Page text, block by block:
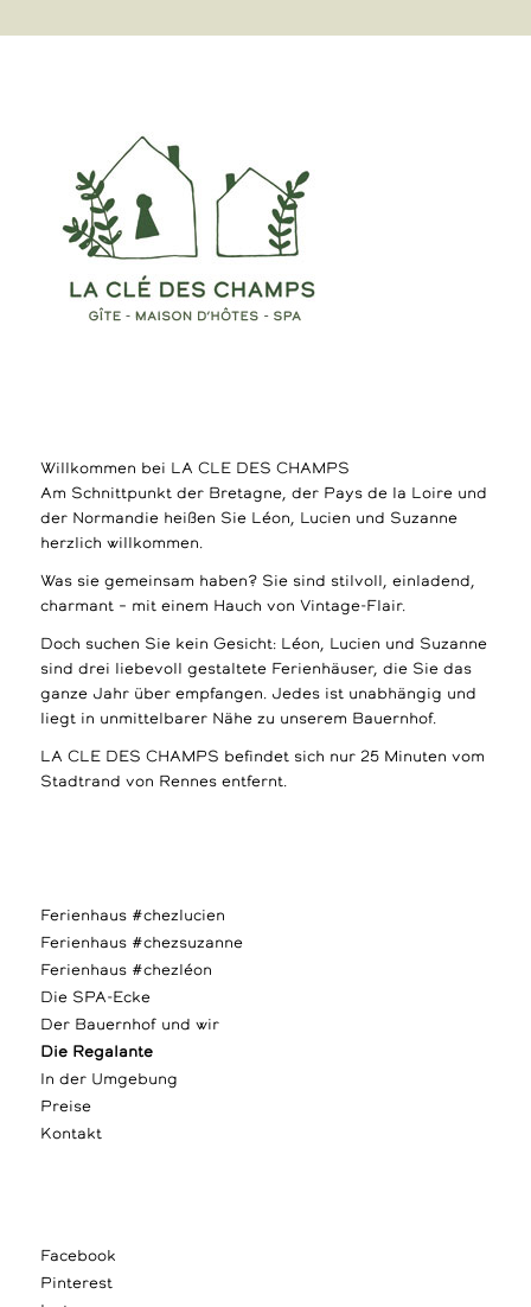
Willkommen bei LA CLE DES CHAMPS
Am Schnittpunkt der Bretagne, der Pays de la Loire und
der Normandie heißen Sie Léon, Lucien und Suzanne
herzlich willkommen.
Was sie gemeinsam haben? Sie sind stilvoll, einladend,
charmant – mit einem Hauch von Vintage-Flair.
Doch suchen Sie kein Gesicht: Léon, Lucien und Suzanne
sind drei liebevoll gestaltete Ferienhäuser, die Sie das
ganze Jahr über empfangen. Jedes ist unabhängig und
liegt in unmittelbarer Nähe zu unserem Bauernhof.
LA CLE DES CHAMPS befindet sich nur 25 Minuten vom
Stadtrand von Rennes entfernt.
Ferienhaus #chezlucien
Ferienhaus #chezsuzanne
Ferienhaus #chezléon
Die SPA-Ecke
Der Bauernhof und wir
Die Regalante
In der Umgebung
Preise
Kontakt
Facebook
Pinterest